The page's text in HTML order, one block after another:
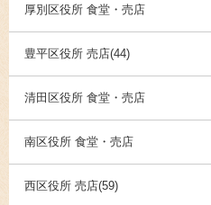
厚別区役所 食堂・売店
豊平区役所 売店(44)
清田区役所 食堂・売店
南区役所 食堂・売店
西区役所 売店(59)